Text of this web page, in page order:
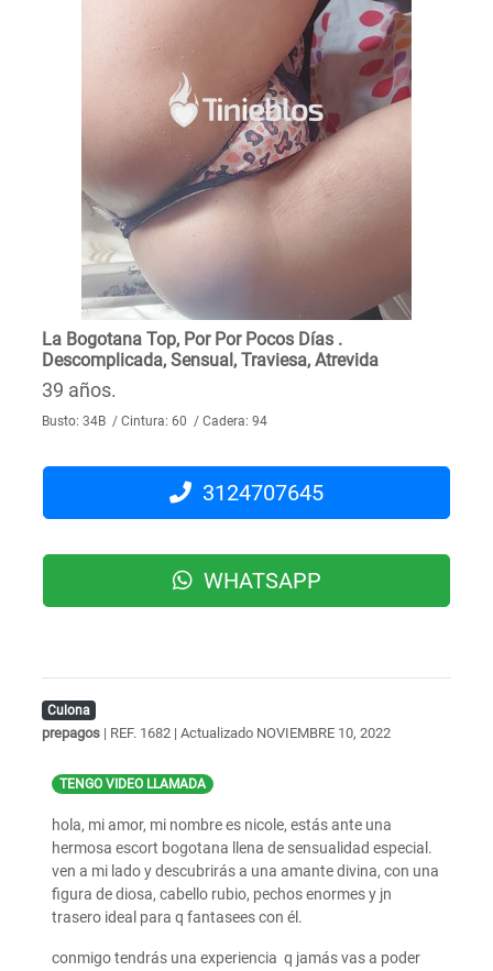
La Bogotana Top, Por Por Pocos Días .
Descomplicada, Sensual, Traviesa, Atrevida
39 años.
Busto: 34B / Cintura: 60 / Cadera: 94
3124707645
WHATSAPP
Culona
prepagos | REF. 1682 | Actualizado NOVIEMBRE 10, 2022
TENGO VIDEO LLAMADA
hola, mi amor, mi nombre es nicole, estás ante una
hermosa escort bogotana llena de sensualidad especial.
ven a mi lado y descubrirás a una amante divina, con una
figura de diosa, cabello rubio, pechos enormes y jn
trasero ideal para q fantasees con él.
conmigo tendrás una experiencia q jamás vas a poder